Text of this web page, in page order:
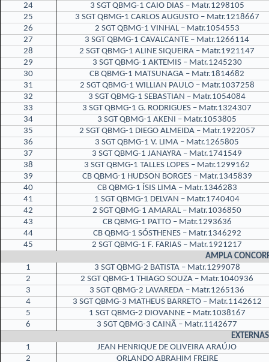
24
3 SGT QBMG-1 CAIO DIAS – Matr.1298105
25
3 SGT QBMG-1 CARLOS AUGUSTO – Matr.1218667
26
2 SGT QBMG-1 VINHAL – Matr.1054553
27
3 SGT QBMG-1 CAVALCANTE – Matr.1266114
28
2 SGT QBMG-1 ALINE SIQUEIRA – Matr.1921147
29
3 SGT QBMG-1 AKTEMIS – Matr.1245230
30
CB QBMG-1 MATSUNAGA – Matr.1814682
31
2 SGT QBMG-1 WILLIAN PAULO – Matr.1037258
32
3 SGT QBMG-1 SEBASTIAN – Matr.1054084
33
3 SGT QBMG-1 G. RODRIGUES – Matr.1324307
34
3 SGT QBMG-1 AKENI – Matr.1053805
35
2 SGT QBMG-1 DIEGO ALMEIDA – Matr.1922057
36
3 SGT QBMG-1 V. LIMA – Matr.1265805
37
3 SGT QBMG-1 JANAYRA – Matr.1741549
38
3 SGT QBMG-1 TALLES LOPES – Matr.1299162
39
CB QBMG-1 HUDSON BORGES – Matr.1345839
40
CB QBMG-1 ÍSIS LIMA – Matr.1346283
41
1 SGT QBMG-1 DELVAN – Matr.1740404
42
2 SGT QBMG-1 AMARAL – Matr.1036850
43
CB QBMG-1 PATTO – Matr.1293636
44
CB QBMG-1 SÓSTHENES – Matr.1346292
45
2 SGT QBMG-1 F. FARIAS – Matr.1921217
AMPLA
1
3 SGT QBMG-2 BATISTA – Matr.1299078
2
2 SGT QBMG-1 THIAGO SOUZA – Matr.1040936
3
3 SGT QBMG-2 LAVAREDA – Matr.1265136
4
3 SGT QBMG-3 MATHEUS BARRETO – Matr.1142612
5
1 SGT QBMG-2 DIOVANNE – Matr.1038167
6
3 SGT QBMG-3 CAINÃ – Matr.1142677
EXTERNAS
1
JEAN HENRIQUE DE OLIVEIRA ARAÚJO
2
ORLANDO ABRAHIM FREIRE